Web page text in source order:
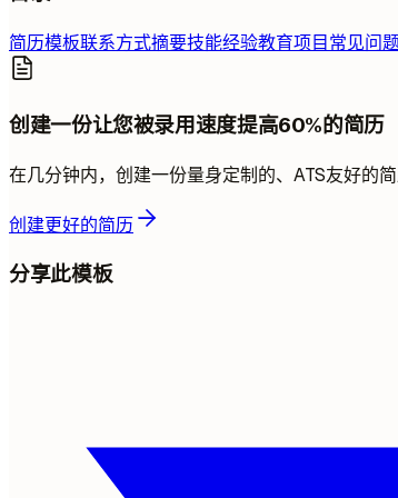
简历模板联系方式摘要技能经验教育项目常见问
创建一份让您被录用速度提高60%的简历
在几分钟内，创建一份量身定制的、ATS友好的
创建更好的简历
分享此模板